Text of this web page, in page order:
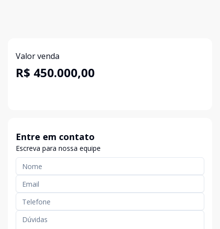
Valor venda
R$ 450.000,00
Entre em contato
Escreva para nossa equipe